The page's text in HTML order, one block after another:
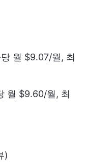
월 $9.07/월, 최
월 $9.60/월, 최
)